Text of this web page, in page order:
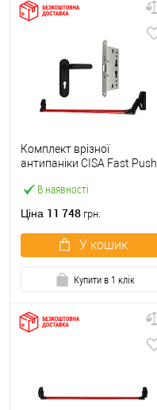
В наявності
Комплект врізної
антипаніки CISA Fast Push
із замком та ручкою
Ціна 11 748 грн.
У кошик
Купити в 1 клік